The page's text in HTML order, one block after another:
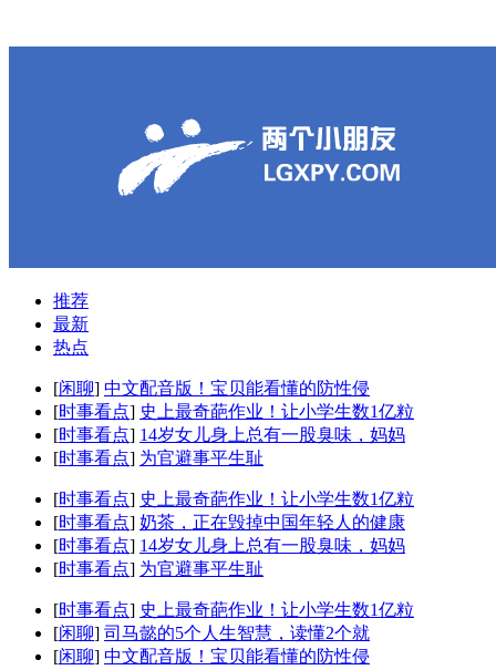
推荐
最新
热点
[闲聊] 中文配音版！宝贝能看懂的防性侵
[时事看点] 史上最奇葩作业！让小学生数1亿粒
[时事看点] 14岁女儿身上总有一股臭味，妈妈
[时事看点] 为官避事平生耻
[时事看点] 史上最奇葩作业！让小学生数1亿粒
[时事看点] 奶茶，正在毁掉中国年轻人的健康
[时事看点] 14岁女儿身上总有一股臭味，妈妈
[时事看点] 为官避事平生耻
[时事看点] 史上最奇葩作业！让小学生数1亿粒
[闲聊] 司马懿的5个人生智慧，读懂2个就
[闲聊] 中文配音版！宝贝能看懂的防性侵